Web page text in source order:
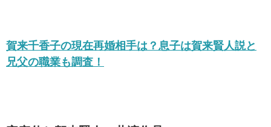
賀来千香子の現在再婚相手は？息子は賀来賢人説と
兄父の職業も調査！